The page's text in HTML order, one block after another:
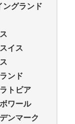
グランド
イス
ンド
トビア
ワール
ンマーク